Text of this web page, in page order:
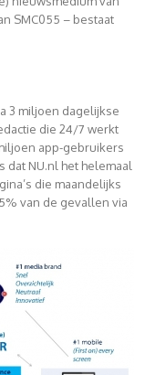
SMC055 – bestaat
3 miljoen dagelijkse
die 24/7 werkt
app-gebruikers
dat NU.nl het helemaal
die maandelijks
van de gevallen via